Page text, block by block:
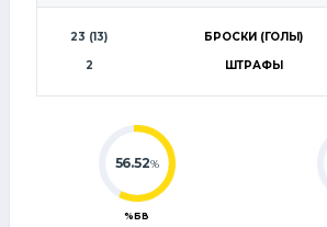
23 (13) БРОСКИ (ГОЛЫ)
2
ШТРАФЫ
56.52%
%БВ